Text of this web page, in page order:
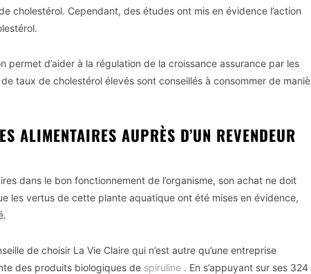
cholestérol. Cependant, des études ont mis en évidence l’action
permet d’aider à la régulation de la croissance assurance par les
taux de cholestérol élevés sont conseillés à consommer de
ALIMENTAIRES AUPRÈS D’UN REVENDEUR
dans le bon fonctionnement de l’organisme, son achat ne doit
les vertus de cette plante aquatique ont été mises en évidence,
de choisir La Vie Claire qui n’est autre qu’une entreprise
des produits biologiques de spiruline . En s’appuyant sur ses 324